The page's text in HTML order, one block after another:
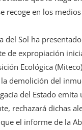
recoge en los
del Sol ha
de expropiación
Ecológica
demolición del
del Estado
rechazará dichas
el informe de la